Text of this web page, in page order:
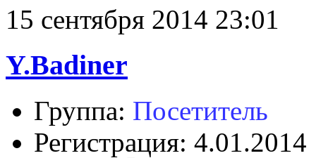
15 сентября 2014 23:01
Y.Badiner
Группа: Посетитель
Регистрация: 4.01.2014